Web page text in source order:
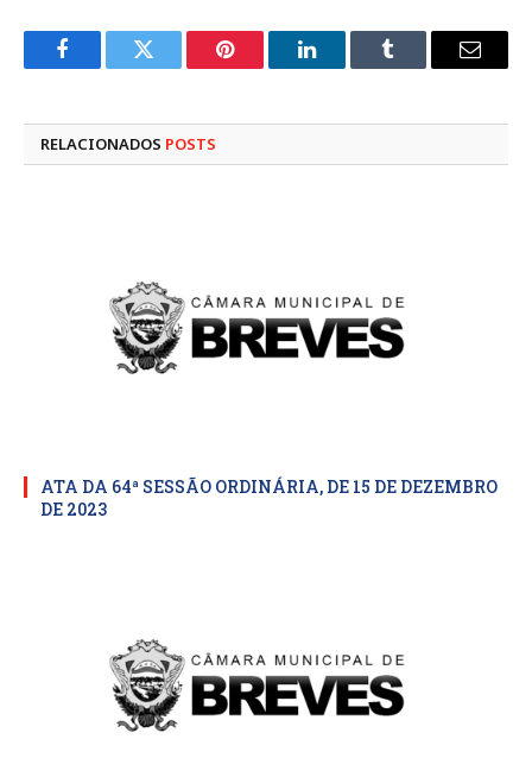
FacebookTwitter Pinterest LinkedInTumblr
E-
RELACIONADOS POSTS
ATA DA 64ª SESSÃO ORDINÁRIA, DE 15 DE DEZEMBRO
DE 2023